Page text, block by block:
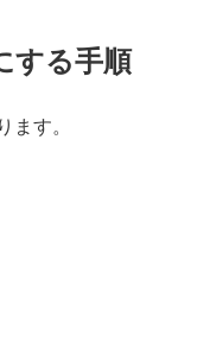
する手順
す。